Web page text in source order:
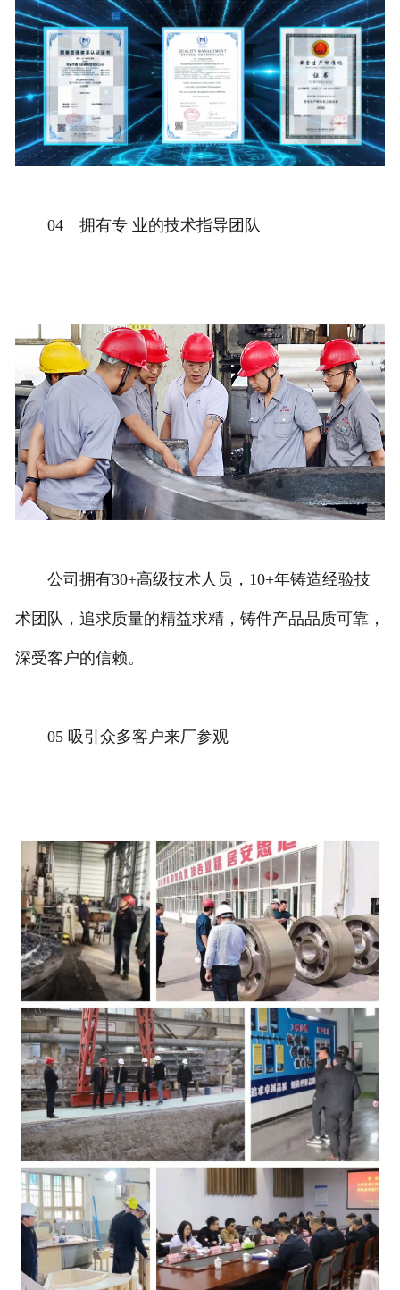
04 拥有专 业的技术指导团队
公司拥有30+高级技术人员，10+年铸造经验技
术团队，追求质量的精益求精，铸件产品品质可靠，
深受客户的信赖。
05 吸引众多客户来厂参观